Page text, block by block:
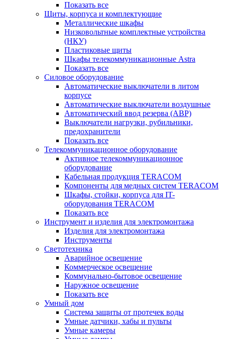
Показать все
Щиты, корпуса и комплектующие
Металлические шкафы
Низковольтные комплектные устройства
(НКУ)
Пластиковые щиты
Шкафы телекоммуникационные Astra
Показать все
Силовое оборудование
Автоматические выключатели в литом
корпусе
Автоматические выключатели воздушные
Автоматический ввод резерва (АВР)
Выключатели нагрузки, рубильники,
предохранители
Показать все
Телекоммуникационное оборудование
Активное телекоммуникационное
оборудование
Кабельная продукция TERACOM
Компоненты для медных систем TERACOM
Шкафы, стойки, корпуса для IT-
оборудования TERACOM
Показать все
Инструмент и изделия для электромонтажа
Изделия для электромонтажа
Инструменты
Светотехника
Аварийное освещение
Коммерческое освещение
Коммунально-бытовое освещение
Наружное освещение
Показать все
Умный дом
Система защиты от протечек воды
Умные датчики, хабы и пульты
Умные камеры